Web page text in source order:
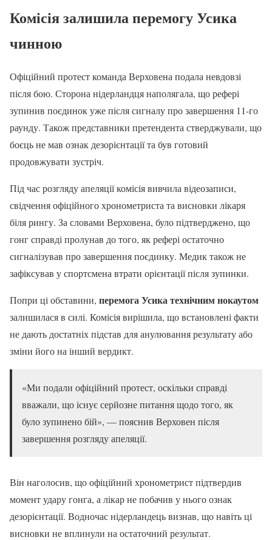
Комісія залишила перемогу Усика
чинною
Офіційний протест команда Верховена подала невдовзі
після бою. Сторона нідерландця наполягала, що рефері
зупинив поєдинок уже після сигналу про завершення 11-го
раунду. Також представники претендента стверджували, що
боєць не мав ознак дезорієнтації та був готовий
продовжувати зустріч.
Під час розгляду апеляції комісія вивчила відеозаписи,
свідчення офіційного хронометриста та висновки лікаря
біля рингу. За словами Верховена, було підтверджено, що
гонг справді пролунав до того, як рефері остаточно
сигналізував про завершення поєдинку. Медик також не
зафіксував у спортсмена втрати орієнтації після зупинки.
Попри ці обставини, перемога Усика технічним нокаутом
залишилася в силі. Комісія вирішила, що встановлені факти
не дають достатніх підстав для анулювання результату або
зміни його на інший вердикт.
«Ми подали офіційний протест, оскільки справді
вважали, що існує серйозне питання щодо того, як
було зупинено бій», — пояснив Верховен після
завершення розгляду апеляції.
Він наголосив, що офіційний хронометрист підтвердив
момент удару гонга, а лікар не побачив у нього ознак
дезорієнтації. Водночас нідерландець визнав, що навіть ці
висновки не вплинули на остаточний результат.